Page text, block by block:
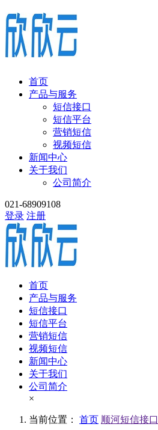
首页
产品与服务
短信接口
短信平台
营销短信
视频短信
新闻中心
关于我们
公司简介
021-68909108
登录 注册
首页
产品与服务
短信接口
短信平台
营销短信
视频短信
新闻中心
关于我们
公司简介
×
当前位置： 首页 顺河短信接口